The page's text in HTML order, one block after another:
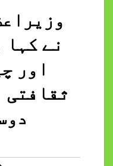
نے
اور
ثقافتی